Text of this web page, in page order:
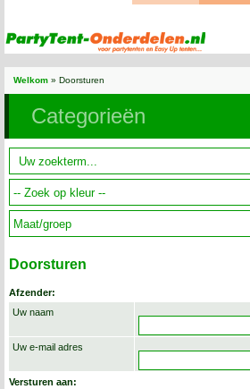
Welkom » Doorsturen
Categorieën
Doorsturen
Afzender:
Uw naam
Uw e-mail adres
Versturen aan: